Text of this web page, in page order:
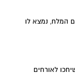
המלח, נמצא לו
לאורחים